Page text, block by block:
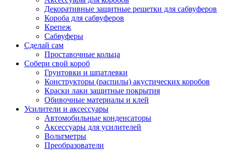
Декоративные защитные решетки для сабвуферов
Короба для сабвуферов
Крепеж
Сабвуферы
Сделай сам
Проставочные кольца
Собери свой короб
Грунтовки и шпатлевки
Конструкторы (распилы) акустических коробов
Краски лаки защитные покрытия
Обивочные материалы и клей
Усилители и аксессуары
Автомобильные конденсаторы
Аксессуары для усилителей
Вольтметры
Преобразователи